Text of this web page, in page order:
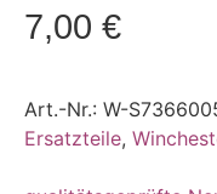
7,00 €
Art.-Nr.: W-
Ersatzteile,